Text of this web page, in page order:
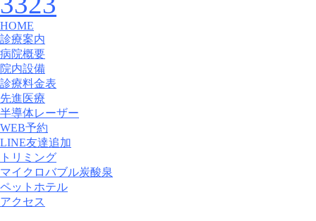
HOME
診療案内
病院概要
院内設備
診療料金表
先進医療
半導体レーザー
WEB予約
LINE友達追加
トリミング
マイクロバブル炭酸泉
ペットホテル
アクセス